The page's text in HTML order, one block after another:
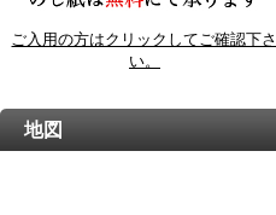
ご入用の方はクリックしてご確認下さ
い。
地図